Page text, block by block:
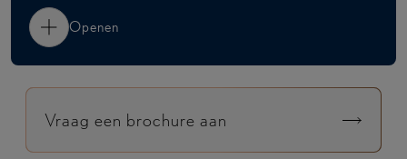
Openen
Vraag een brochure aan